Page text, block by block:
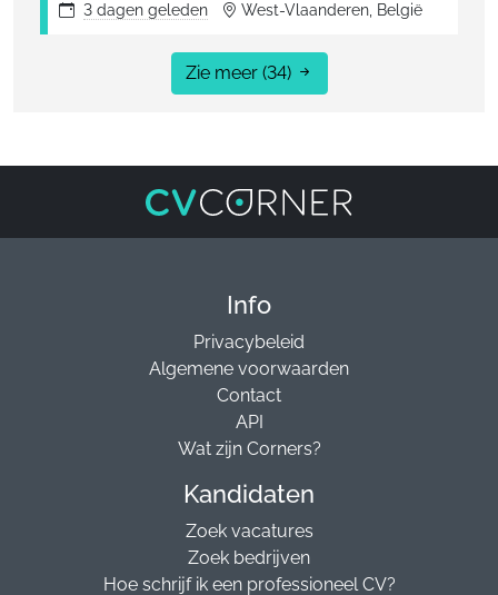
3 dagen geleden West-Vlaanderen, België
Zie meer (34)
Info
Privacybeleid
Algemene voorwaarden
Contact
API
Wat zijn Corners?
Kandidaten
Zoek vacatures
Zoek bedrijven
Hoe schrijf ik een professioneel CV?